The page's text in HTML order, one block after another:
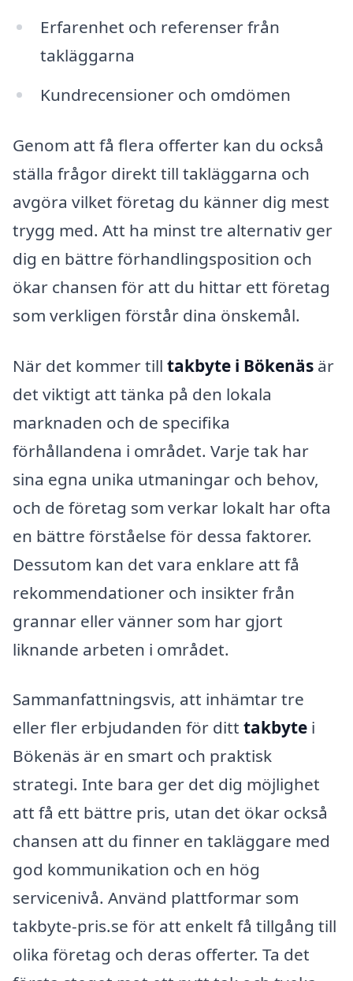
Erfarenhet och referenser från
takläggarna
Kundrecensioner och omdömen
Genom att få flera offerter kan du också
ställa frågor direkt till takläggarna och
avgöra vilket företag du känner dig mest
trygg med. Att ha minst tre alternativ ger
dig en bättre förhandlingsposition och
ökar chansen för att du hittar ett företag
som verkligen förstår dina önskemål.
När det kommer till takbyte i Bökenäs är
det viktigt att tänka på den lokala
marknaden och de specifika
förhållandena i området. Varje tak har
sina egna unika utmaningar och behov,
och de företag som verkar lokalt har ofta
en bättre förståelse för dessa faktorer.
Dessutom kan det vara enklare att få
rekommendationer och insikter från
grannar eller vänner som har gjort
liknande arbeten i området.
Sammanfattningsvis, att inhämtar tre
eller fler erbjudanden för ditt takbyte i
Bökenäs är en smart och praktisk
strategi. Inte bara ger det dig möjlighet
att få ett bättre pris, utan det ökar också
chansen att du finner en takläggare med
god kommunikation och en hög
servicenivå. Använd plattformar som
takbyte-pris.se för att enkelt få tillgång till
olika företag och deras offerter. Ta det